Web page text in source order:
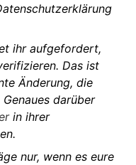
ihr aufgefordert,
Das ist
Änderung, die
darüber
in ihrer
nur, wenn es eure